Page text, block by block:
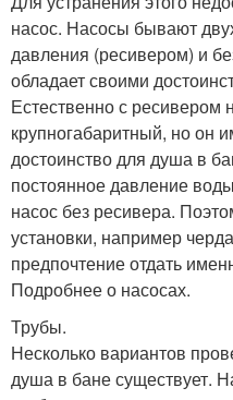
насос. Насосы бывают
давления (ресивером) и
обладает своими
Естественно с ресивером
крупногабаритный, но он
достоинство для душа в
постоянное давление
насос без ресивера.
установки, например
предпочтение отдать
Подробнее о насосах.
Трубы.
Несколько вариантов
душа в бане существует.